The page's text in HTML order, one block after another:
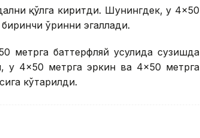
қўлга киритди. Шунингдек, у 4×50
ўринни эгаллади.
метрга баттерфляй усулида сузишда
у 4×50 метрга эркин ва 4×50 метрга
кўтарилди.